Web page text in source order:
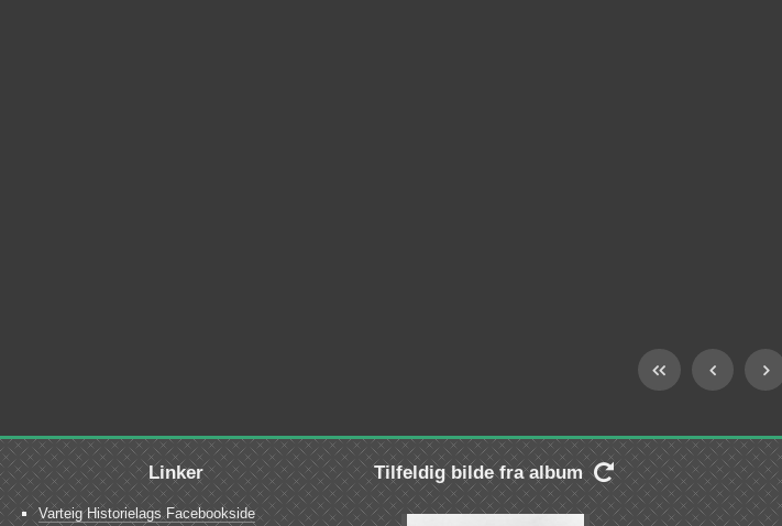
Linker
Varteig Historielags Facebookside
Tilfeldig bilde fra album 